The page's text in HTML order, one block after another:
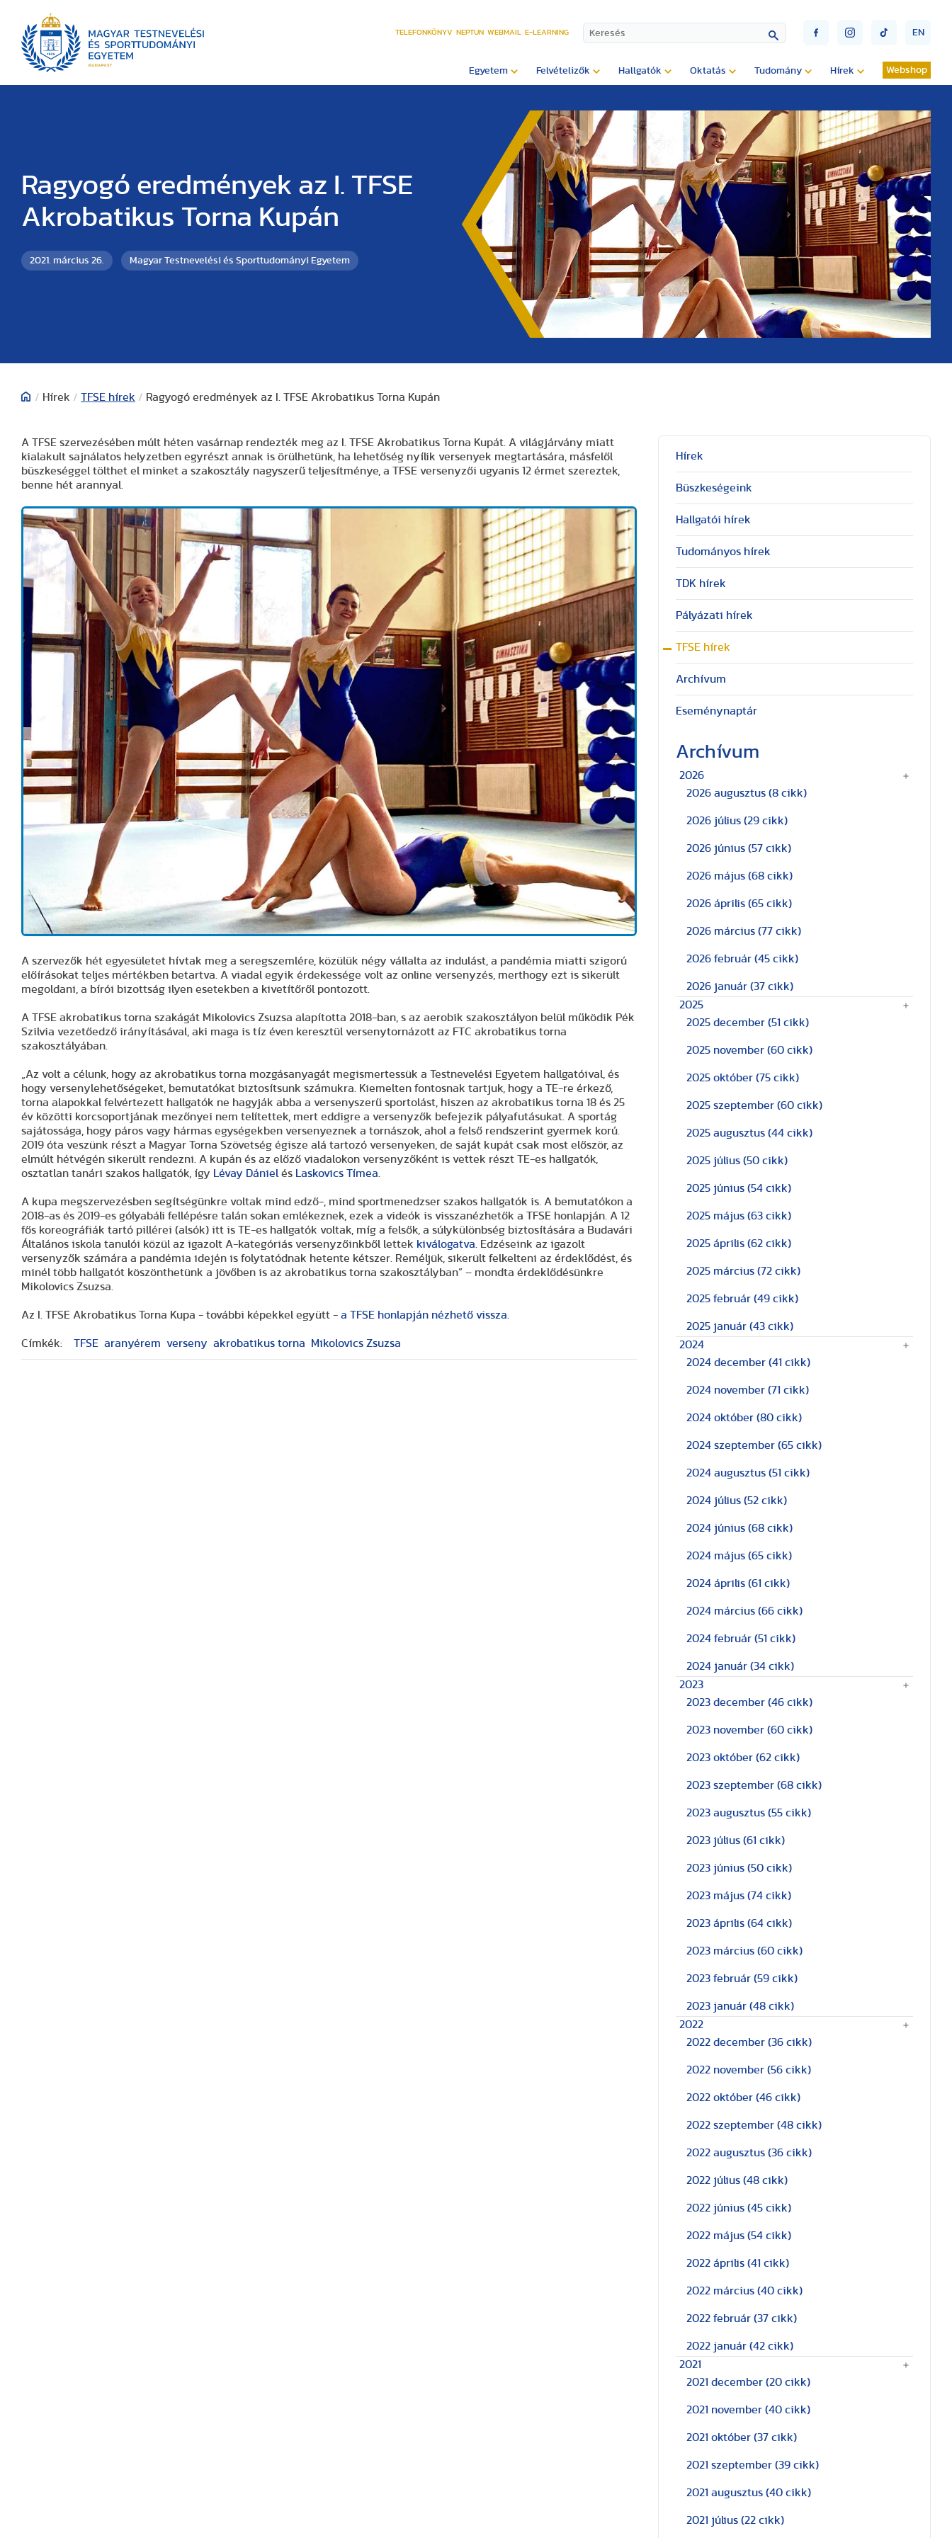
TELEFONKÖNYV NEPTUN WEBMAIL E-LEARNING EN
Egyetem Felvételizők Hallgatók Oktatás Tudomány Hírek Webshop
Ragyogó eredmények az I. TFSE
Akrobatikus Torna Kupán
2021. március 26. Magyar Testnevelési és Sporttudományi Egyetem
/ Hírek / TFSE hírek / Ragyogó eredmények az I. TFSE Akrobatikus Torna Kupán
A TFSE szervezésében múlt héten vasárnap rendezték meg az I. TFSE Akrobatikus Torna Kupát. A világjárvány miatt
kialakult sajnálatos helyzetben egyrészt annak is örülhetünk, ha lehetőség nyílik versenyek megtartására, másfelől
büszkeséggel tölthet el minket a szakosztály nagyszerű teljesítménye, a TFSE versenyzői ugyanis 12 érmet szereztek,
benne hét arannyal.
A szervezők hét egyesületet hívtak meg a seregszemlére, közülük négy vállalta az indulást, a pandémia miatti szigorú
előírásokat teljes mértékben betartva. A viadal egyik érdekessége volt az online versenyzés, merthogy ezt is sikerült
megoldani, a bírói bizottság ilyen esetekben a kivetítőről pontozott.
A TFSE akrobatikus torna szakágát Mikolovics Zsuzsa alapította 2018-ban, s az aerobik szakosztályon belül működik Pék
Szilvia vezetőedző irányításával, aki maga is tíz éven keresztül versenytornázott az FTC akrobatikus torna
szakosztályában.
„Az volt a célunk, hogy az akrobatikus torna mozgásanyagát megismertessük a Testnevelési Egyetem hallgatóival, és
hogy versenylehetőségeket, bemutatókat biztosítsunk számukra. Kiemelten fontosnak tartjuk, hogy a TE-re érkező,
torna alapokkal felvértezett hallgatók ne hagyják abba a versenyszerű sportolást, hiszen az akrobatikus torna 18 és 25
év közötti korcsoportjának mezőnyei nem telítettek, mert eddigre a versenyzők befejezik pályafutásukat. A sportág
sajátossága, hogy páros vagy hármas egységekben versenyeznek a tornászok, ahol a felső rendszerint gyermek korú.
2019 óta veszünk részt a Magyar Torna Szövetség égisze alá tartozó versenyeken, de saját kupát csak most először, az
elmúlt hétvégén sikerült rendezni. A kupán és az előző viadalokon versenyzőként is vettek részt TE-es hallgatók,
osztatlan tanári szakos hallgatók, így
Lévay Dániel és Laskovics Tímea
A kupa megszervezésben segítségünkre voltak mind edző-, mind sportmenedzser szakos hallgatók is. A bemutatókon a
2018-as és 2019-es gólyabáli fellépésre talán sokan emlékeznek, ezek a videók is visszanézhetők a TFSE honlapján. A 12
fős koreográfiák tartó pillérei (alsók) itt is TE-es hallgatók voltak, míg a felsők, a súlykülönbség biztosítására a Budavári
Általános iskola tanulói közül az igazolt A-kategóriás versenyzőinkből lettek kiválogatva . Edzéseink az igazolt
versenyzők számára a pandémia idején is folytatódnak hetente kétszer. Reméljük, sikerült felkelteni az érdeklődést, és
minél több hallgatót köszönthetünk a jövőben is az akrobatikus torna szakosztályban” – mondta érdeklődésünkre
Mikolovics Zsuzsa.
Az I. TFSE Akrobatikus Torna Kupa - további képekkel együtt - a TFSE honlapján nézhető vissza.
Címkék: TFSE aranyérem verseny akrobatikus torna Mikolovics Zsuzsa
Hírek
Büszkeségeink
Hallgatói hírek
Tudományos hírek
TDK hírek
Pályázati hírek
TFSE hírek
Archívum
Eseménynaptár
Archívum
2026
2026 augusztus (8 cikk)
2026 július (29 cikk)
2026 június (57 cikk)
2026 május (68 cikk)
2026 április (65 cikk)
2026 március (77 cikk)
2026 február (45 cikk)
2026 január (37 cikk)
2025
2025 december (51 cikk)
2025 november (60 cikk)
2025 október (75 cikk)
2025 szeptember (60 cikk)
2025 augusztus (44 cikk)
2025 július (50 cikk)
2025 június (54 cikk)
2025 május (63 cikk)
2025 április (62 cikk)
2025 március (72 cikk)
2025 február (49 cikk)
2025 január (43 cikk)
2024
2024 december (41 cikk)
2024 november (71 cikk)
2024 október (80 cikk)
2024 szeptember (65 cikk)
2024 augusztus (51 cikk)
2024 július (52 cikk)
2024 június (68 cikk)
2024 május (65 cikk)
2024 április (61 cikk)
2024 március (66 cikk)
2024 február (51 cikk)
2024 január (34 cikk)
2023
2023 december (46 cikk)
2023 november (60 cikk)
2023 október (62 cikk)
2023 szeptember (68 cikk)
2023 augusztus (55 cikk)
2023 július (61 cikk)
2023 június (50 cikk)
2023 május (74 cikk)
2023 április (64 cikk)
2023 március (60 cikk)
2023 február (59 cikk)
2023 január (48 cikk)
2022
2022 december (36 cikk)
2022 november (56 cikk)
2022 október (46 cikk)
2022 szeptember (48 cikk)
2022 augusztus (36 cikk)
2022 július (48 cikk)
2022 június (45 cikk)
2022 május (54 cikk)
2022 április (41 cikk)
2022 március (40 cikk)
2022 február (37 cikk)
2022 január (42 cikk)
2021
2021 december (20 cikk)
2021 november (40 cikk)
2021 október (37 cikk)
2021 szeptember (39 cikk)
2021 augusztus (40 cikk)
2021 július (22 cikk)